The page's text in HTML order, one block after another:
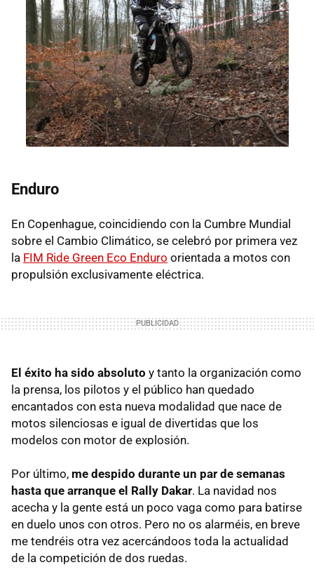
Enduro
En Copenhague, coincidiendo con la Cumbre Mundial
sobre el Cambio Climático, se celebró por primera vez
la FIM Ride Green Eco Enduro orientada a motos con
propulsión exclusivamente eléctrica.
El éxito ha sido absoluto y tanto la organización como
la prensa, los pilotos y el público han quedado
encantados con esta nueva modalidad que nace de
motos silenciosas e igual de divertidas que los
modelos con motor de explosión.
Por último, me despido durante un par de semanas
hasta que arranque el Rally Dakar. La navidad nos
acecha y la gente está un poco vaga como para batirse
en duelo unos con otros. Pero no os alarméis, en breve
me tendréis otra vez acercándoos toda la actualidad
de la competición de dos ruedas.